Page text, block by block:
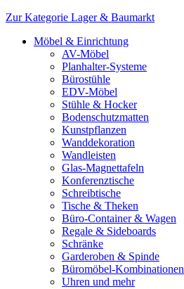
Zur Kategorie Lager & Baumarkt
Möbel & Einrichtung
AV-Möbel
Planhalter-Systeme
Bürostühle
EDV-Möbel
Stühle & Hocker
Bodenschutzmatten
Kunstpflanzen
Wanddekoration
Wandleisten
Glas-Magnettafeln
Konferenztische
Schreibtische
Tische & Theken
Büro-Container & Wagen
Regale & Sideboards
Schränke
Garderoben & Spinde
Büromöbel-Kombinationen
Uhren und mehr